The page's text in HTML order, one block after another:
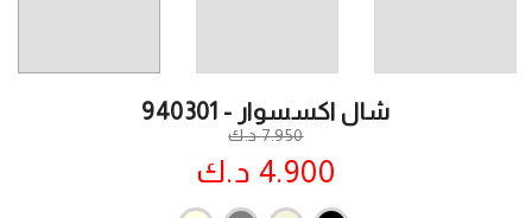
شال اكسسوار - 940301
7.950 د.ك
4.900 د.ك